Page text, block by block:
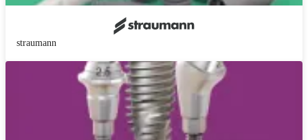
straumann